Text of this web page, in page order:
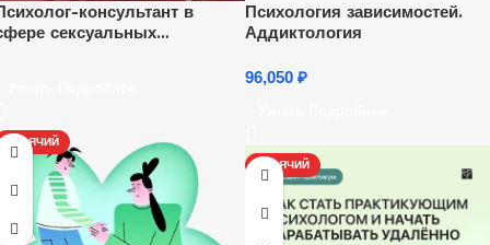
консультант в
сексуальных
Психология зависимостей.
Аддиктология
96,050 ₽
ГОРЯЧИЙ
ГОРЯЧИЙ